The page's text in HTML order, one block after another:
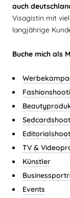
auch
Visagistin mit
langjährige
Buche mich als
TV &
Künstler
Events